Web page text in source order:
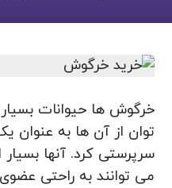
خرگوش ها حیوانات
توان از آن ها به عنوان
سرپرستی کرد. آنها
می توانند به راحتی عضوی